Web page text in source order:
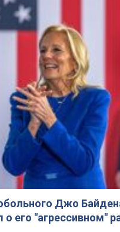
Джо
о его "агрессивном"